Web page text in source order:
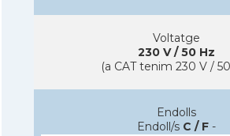
Voltatge
230 V / 50 Hz
(a CAT tenim 230 V /
Endolls
Endoll/s C / F -